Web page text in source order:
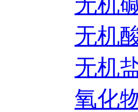
无机
无机
氧化